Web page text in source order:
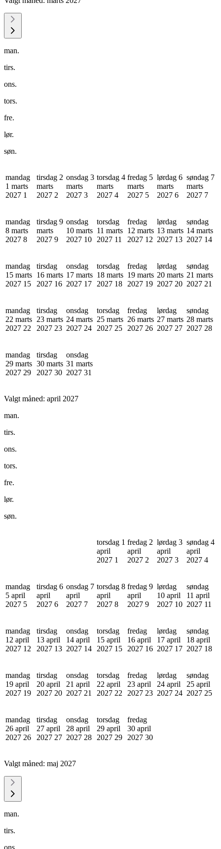
man.
tirs.
ons.
tors.
fre.
lør.
søn.
mandag
1 marts
2027 1
tirsdag 2
marts
2027 2
onsdag 3
marts
2027 3
torsdag 4
marts
2027 4
fredag 5
marts
2027 5
lørdag 6
marts
2027 6
søndag 7
marts
2027 7
mandag
8 marts
2027 8
tirsdag 9
marts
2027 9
onsdag
10 marts
2027 10
torsdag
11 marts
2027 11
fredag
12 marts
2027 12
lørdag
13 marts
2027 13
søndag
14 marts
2027 14
mandag
15 marts
2027 15
tirsdag
16 marts
2027 16
onsdag
17 marts
2027 17
torsdag
18 marts
2027 18
fredag
19 marts
2027 19
lørdag
20 marts
2027 20
søndag
21 marts
2027 21
mandag
22 marts
2027 22
tirsdag
23 marts
2027 23
onsdag
24 marts
2027 24
torsdag
25 marts
2027 25
fredag
26 marts
2027 26
lørdag
27 marts
2027 27
søndag
28 marts
2027 28
mandag
29 marts
2027 29
tirsdag
30 marts
2027 30
onsdag
31 marts
2027 31
Valgt måned: april 2027
man.
tirs.
ons.
tors.
fre.
lør.
søn.
torsdag 1
april
2027 1
fredag 2
april
2027 2
lørdag 3
april
2027 3
søndag 4
april
2027 4
mandag
5 april
2027 5
tirsdag 6
april
2027 6
onsdag 7
april
2027 7
torsdag 8
april
2027 8
fredag 9
april
2027 9
lørdag
10 april
2027 10
søndag
11 april
2027 11
mandag
12 april
2027 12
tirsdag
13 april
2027 13
onsdag
14 april
2027 14
torsdag
15 april
2027 15
fredag
16 april
2027 16
lørdag
17 april
2027 17
søndag
18 april
2027 18
mandag
19 april
2027 19
tirsdag
20 april
2027 20
onsdag
21 april
2027 21
torsdag
22 april
2027 22
fredag
23 april
2027 23
lørdag
24 april
2027 24
søndag
25 april
2027 25
mandag
26 april
2027 26
tirsdag
27 april
2027 27
onsdag
28 april
2027 28
torsdag
29 april
2027 29
fredag
30 april
2027 30
Valgt måned: maj 2027
man.
tirs.
ons.